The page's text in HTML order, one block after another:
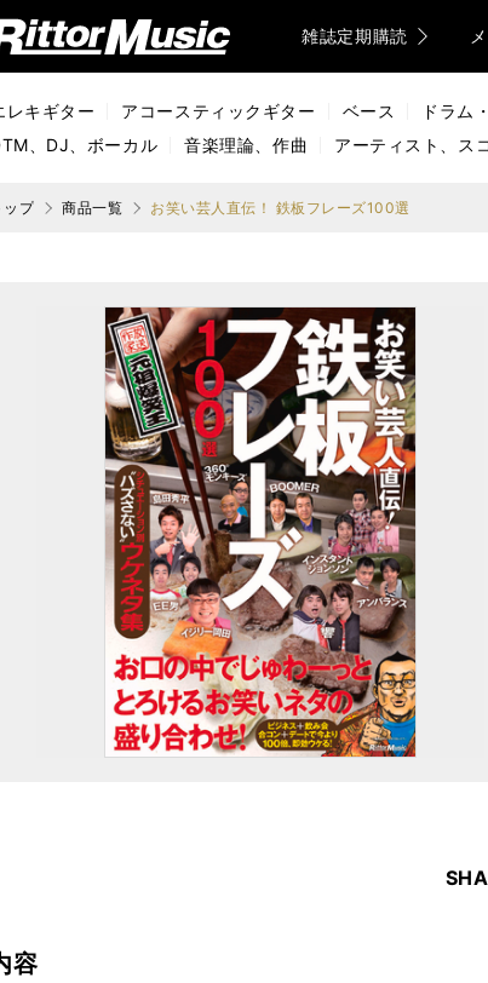
ク (Rittor Music) 雑誌定期購読
レキギター アコースティックギター ベース ドラム
、DJ、ボーカル
音楽理論、作曲 アーティスト、ス
ップ 商品一覧 お笑い芸人直伝！ 鉄板フレーズ100選
拡
容